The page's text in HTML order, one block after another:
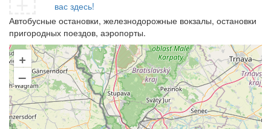
вас здесь!
Автобусные остановки, железнодорожные вокзалы, остановки
пригородных поездов, аэропорты.
+
–